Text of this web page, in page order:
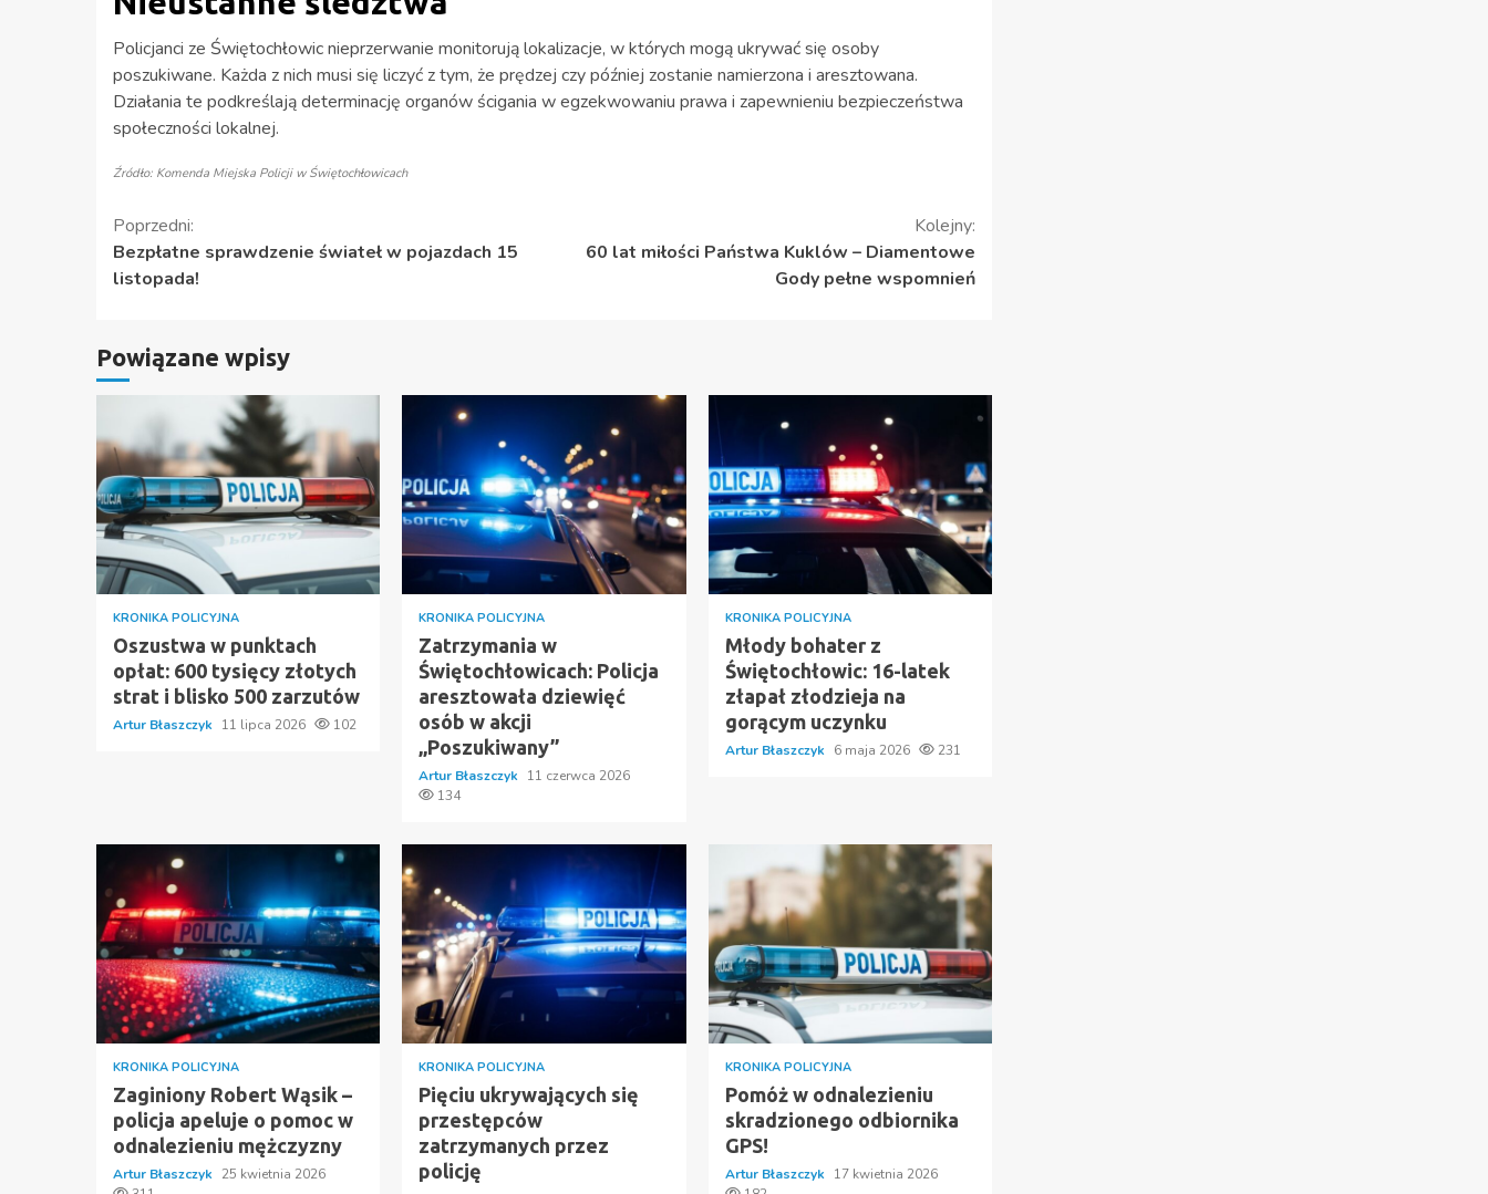
Policjanci ze Świętochłowic nieprzerwanie monitorują lokalizacje, w których mogą ukrywać się osoby
poszukiwane. Każda z nich musi się liczyć z tym, że prędzej czy później zostanie namierzona i aresztowana.
Działania te podkreślają determinację organów ścigania w egzekwowaniu prawa i zapewnieniu bezpieczeństwa
społeczności lokalnej.
Źródło: Komenda Miejska Policji w Świętochłowicach
Kontynuuj
czytanie
Poprzedni:
Bezpłatne sprawdzenie świateł w pojazdach 15
listopada!
Kolejny:
60 lat miłości Państwa Kuklów – Diamentowe
Gody pełne wspomnień
Powiązane wpisy
KRONIKA POLICYJNA
Oszustwa w punktach
opłat: 600 tysięcy złotych
strat i blisko 500 zarzutów
Artur Błaszczyk 11 lipca 2026 102
KRONIKA POLICYJNA
Zatrzymania w
Świętochłowicach: Policja
aresztowała dziewięć
osób w akcji
„Poszukiwany”
Artur Błaszczyk 11 czerwca 2026
134
KRONIKA POLICYJNA
Młody bohater z
Świętochłowic: 16-latek
złapał złodzieja na
gorącym uczynku
Artur Błaszczyk 6 maja 2026 231
KRONIKA POLICYJNA
Zaginiony Robert Wąsik –
policja apeluje o pomoc w
odnalezieniu mężczyzny
Artur Błaszczyk 25 kwietnia 2026
KRONIKA POLICYJNA
Pięciu ukrywających się
przestępców
zatrzymanych przez
policję
KRONIKA POLICYJNA
Pomóż w odnalezieniu
skradzionego odbiornika
GPS!
Artur Błaszczyk 17 kwietnia 2026